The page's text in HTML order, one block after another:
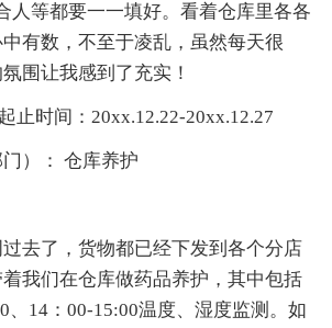
人等都要一一填好。看着仓库里各各
有数，不至于凌乱，虽然每天很
围让我感到了充实！
时间：20xx.12.22-20xx.12.27
）： 仓库养护
了，货物都已经下发到各个分店
我们在仓库做药品养护，其中包括
、14：00-15:00温度、湿度监测。如